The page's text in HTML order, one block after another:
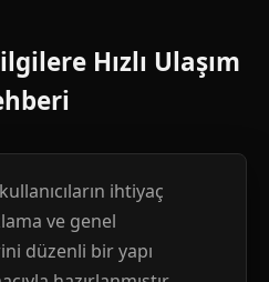
Hızlı Ulaşım
ihtiyaç
ve genel
düzenli bir yapı